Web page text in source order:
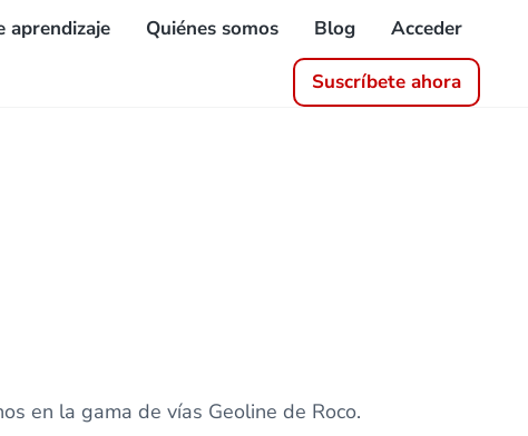
aprendizaje Quiénes somos Blog Acceder
Suscríbete ahora
en la gama de vías Geoline de Roco.